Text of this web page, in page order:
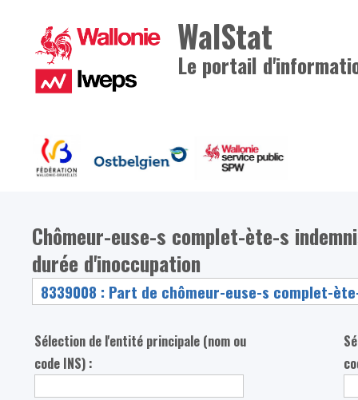
WalStat
Le portail
Chômeur-euse-s complet-ète-s
durée d'inoccupation
Sélection de l'entité principale (nom ou
code INS) :